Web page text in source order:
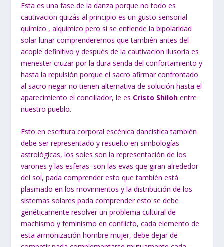
Esta es una fase de la danza porque no todo es
cautivacion quizás al principio es un gusto sensorial
químico , alquímico pero si se entiende la bipolaridad
solar lunar comprenderemos que también antes del
acople definitivo y después de la cautivacion ilusoria es
menester cruzar por la dura senda del confortamiento y
hasta la repulsión porque el sacro afirmar confrontado
al sacro negar no tienen alternativa de solución hasta el
aparecimiento el conciliador, le es Cristo Shiloh entre
nuestro pueblo.
Esto en escritura corporal escénica dancística también
debe ser representado y resuelto en simbologías
astrológicas, los soles son la representación de los
varones y las esferas son las evas que giran alrededor
del sol, pada comprender esto que también está
plasmado en los movimientos y la distribución de los
sistemas solares pada comprender esto se debe
genéticamente resolver un problema cultural de
machismo y feminismo en conflicto, cada elemento de
esta armonización hombre mujer, debe dejar de